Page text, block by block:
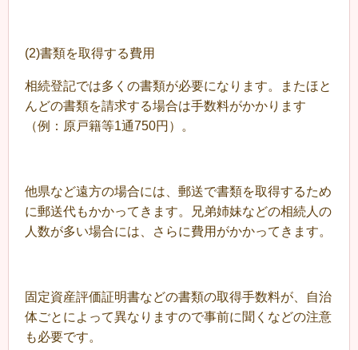
(2)書類を取得する費用
相続登記では多くの書類が必要になります。またほと
んどの書類を請求する場合は手数料がかかります
（例：原戸籍等1通750円）。
他県など遠方の場合には、郵送で書類を取得するため
に郵送代もかかってきます。兄弟姉妹などの相続人の
人数が多い場合には、さらに費用がかかってきます。
固定資産評価証明書などの書類の取得手数料が、自治
体ごとによって異なりますので事前に聞くなどの注意
も必要です。